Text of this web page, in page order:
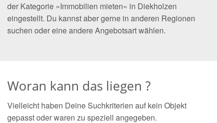
der Kategorie »Immobilien mieten« in Diekholzen
eingestellt. Du kannst aber gerne in anderen Regionen
suchen oder eine andere Angebotsart wählen.
Woran kann das liegen ?
Vielleicht haben Deine Suchkriterien auf kein Objekt
gepasst oder waren zu speziell angegeben.